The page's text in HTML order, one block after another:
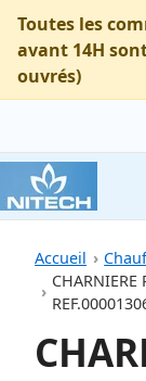
Toutes les
avant 14H
ouvrés)
Accueil
CHARNIERE